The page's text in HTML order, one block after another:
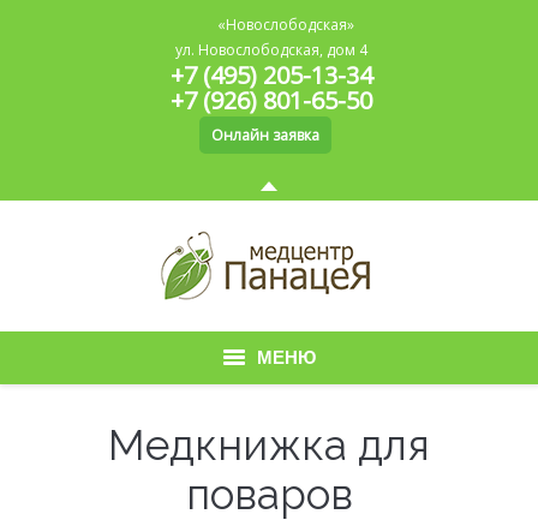
«Новослободская»
ул. Новослободская, дом 4
+7 (495) 205-13-34
+7 (926) 801-65-50
Онлайн заявка
МЕНЮ
Медкнижка для
поваров